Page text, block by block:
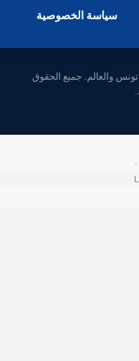
سياسة الخصوصية
في تونس والعالم. جميع الحقوق